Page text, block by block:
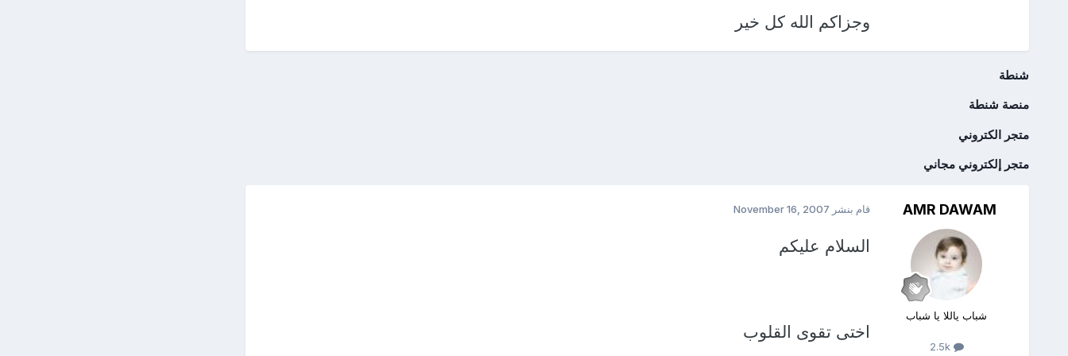
وجزاكم الله كل خير
شنطة
منصة شنطة
متجر الكتروني
متجر إلكتروني مجاني
AMR DAWAM
شباب ياللا يا شباب
2.5k
قام بنشر November 16, 2007
السلام عليكم
اختى تقوى القلوب